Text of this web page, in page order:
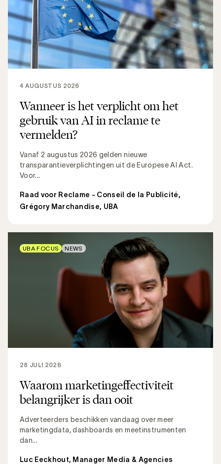
Wanneer is het verplicht om het
gebruik van AI in reclame te
vermelden?
Vanaf 2 augustus 2026 gelden nieuwe
transparantieverplichtingen uit de Europese AI Act.
Voor...
4 AUGUSTUS 2026
Raad voor Reclame - Conseil de la Publicité,
Grégory Marchandise, UBA
Waarom marketingeffectiviteit
belangrijker is dan ooit
Adverteerders beschikken vandaag over meer
marketingdata, dashboards en meetinstrumenten
dan...
28 JULI 2026
Luc Eeckhout, Manager Media & Agencies
UBA FOCUS NEWS